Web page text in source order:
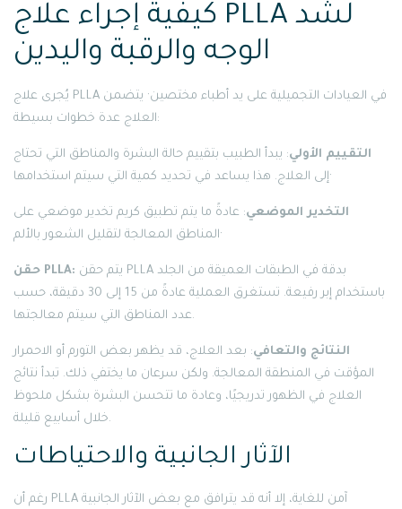
كيفية إجراء علاج PLLA لشد
الوجه والرقبة واليدين
يُجرى علاج PLLA في العيادات التجميلية على يد أطباء مختصين· يتضمن
العلاج عدة خطوات بسيطة:
التقييم الأولي: يبدأ الطبيب بتقييم حالة البشرة والمناطق التي تحتاج
إلى العلاج. هذا يساعد في تحديد كمية التي سيتم استخدامها·
التخدير الموضعي: عادةً ما يتم تطبيق كريم تخدير موضعي على
المناطق المعالجة لتقليل الشعور بالألم·
حقن PLLA:
باستخدام إبر رفيعة. تستغرق العملية عادةً من 15 إلى 30 دقيقة، حسب
عدد المناطق التي سيتم معالجتها.
النتائج والتعافي: بعد العلاج، قد يظهر بعض التورم أو الاحمرار
المؤقت في المنطقة المعالجة. ولكن سرعان ما يختفي ذلك. تبدأ نتائج
العلاج في الظهور تدريجيًا، وعادة ما تتحسن البشرة بشكل ملحوظ
خلال أسابيع قليلة.
الآثار الجانبية والاحتياطات
رغم أن PLLA آمن للغاية، إلا أنه قد يترافق مع بعض الآثار الجانبية